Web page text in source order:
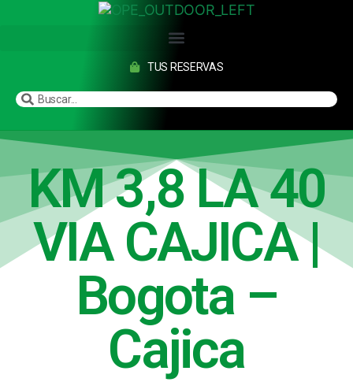
TUS RESERVAS
KM 3,8 LA 40
VIA CAJICA |
Bogota –
Cajica